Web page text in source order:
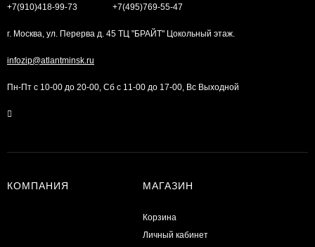
+7(910)418-99-73 +7(495)769-55-47
г. Москва, ул. Перерва д. 45 ТЦ "БРАЙТ" Цокольный этаж.
infozip@atlantminsk.ru
Пн-Пт с 10-00 до 20-00, Сб с 11-00 до 17-00, Вс Выходной
КОМПАНИЯ МАГАЗИН
Корзина
Личный кабинет